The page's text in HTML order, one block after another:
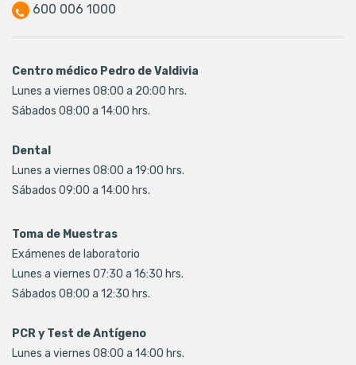
600 006 1000
Centro médico Pedro de Valdivia
Lunes a viernes 08:00 a 20:00 hrs.
Sábados 08:00 a 14:00 hrs.
Dental
Lunes a viernes 08:00 a 19:00 hrs.
Sábados 09:00 a 14:00 hrs.
Toma de Muestras
Exámenes de laboratorio
Lunes a viernes 07:30 a 16:30 hrs.
Sábados 08:00 a 12:30 hrs.
PCR y Test de Antígeno
Lunes a viernes 08:00 a 14:00 hrs.